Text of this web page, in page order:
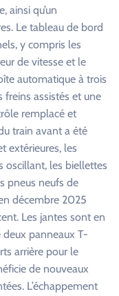
ainsi qu’un
Le tableau de bord
y compris les
de vitesse et le
automatique à trois
assistés et une
remplacé et
train avant a été
extérieures, les
oscillant, les biellettes
pneus neufs de
décembre 2025
Les jantes sont en
panneaux T-
arrière pour le
de nouveaux
L’échappement